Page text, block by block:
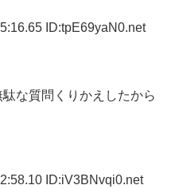
ID:tpE69yaN0.net
な質問くりかえしたから
ID:iV3BNvqi0.net